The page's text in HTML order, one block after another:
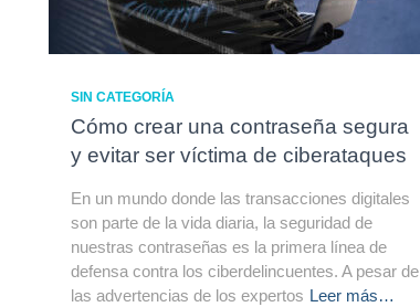
SIN CATEGORÍA
Cómo crear una contraseña segura
y evitar ser víctima de ciberataques
En un mundo donde las transacciones digitales
son parte de la vida diaria, la seguridad de
nuestras contraseñas es la primera línea de
defensa contra los ciberdelincuentes. A pesar de
las advertencias de los expertos Leer más…